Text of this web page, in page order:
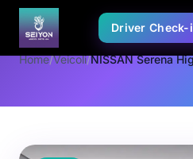
Driver Check-
Home/Veicoli/NISSAN Serena